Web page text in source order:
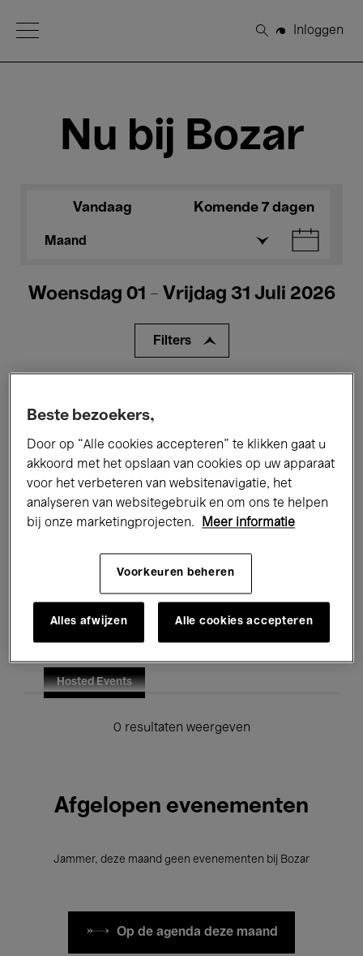
Open Menu
Zoeken
Inloggen
Nu bij Bozar
Vandaag Komende 7 dagen
Maand
Woensdag 01 - Vrijdag 31 Juli 2026
Filters
Performances Lezingen & Debatten
Jazz Klassieke Muziek Global Music
Onderwijs Rondleidingen
Hosted Events
0 resultaten weergeven
Afgelopen evenementen
Jammer, deze maand geen evenementen bij Bozar
Op de agenda deze maand
Beste bezoekers,
Door op “Alle cookies accepteren” te klikken gaat u
akkoord met het opslaan van cookies op uw apparaat
voor het verbeteren van websitenavigatie, het
analyseren van websitegebruik en om ons te helpen
bij onze marketingprojecten.
Meer informatie
Voorkeuren beheren
Alles afwijzen Alle cookies accepteren